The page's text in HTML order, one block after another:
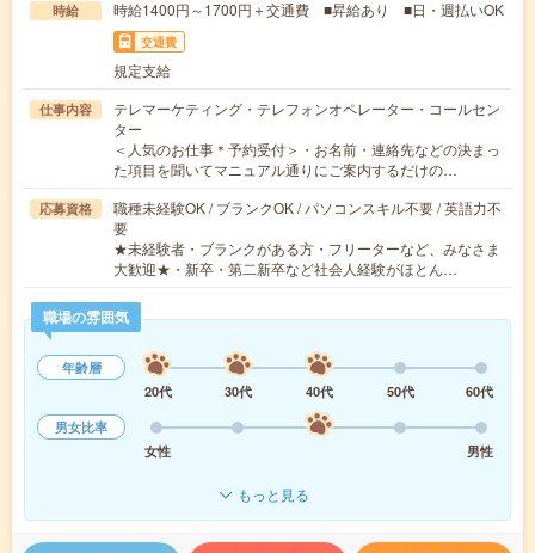
時給 時給1400円～1700円＋交通費 ■昇給あり ■日・週払いOK
交通費
規定支給
仕事内容
テレマーケティング・テレフォンオペレーター・コールセン
ター
＜人気のお仕事＊予約受付＞・お名前・連絡先などの決まっ
た項目を聞いてマニュアル通りにご案内するだけの…
応募資格
職種未経験OK / ブランクOK / パソコンスキル不要 / 英語力不
要
★未経験者・ブランクがある方・フリーターなど、みなさま
大歓迎★・新卒・第二新卒など社会人経験がほとん…
職場の雰囲気
年齢層
20代
30代 40代 50代
60代
男女比率
女性
男性
もっと見る